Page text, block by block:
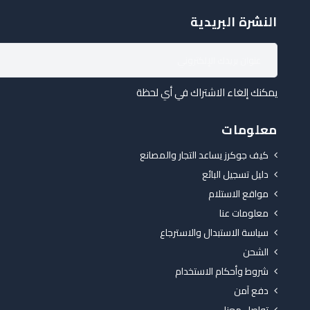
النشرة البريدية
يمكنك إلغاء الاشتراك في أي لحظة
معلومات
كيف جوكرز يساعد التجار والمصانع
دليل تسجيل البائع
مواقع الاستلام
معلومات عنا
سياسة الاستبدال والاسترجاع
الشحن
شروط وأحكام الاستخدام
دفع آمن